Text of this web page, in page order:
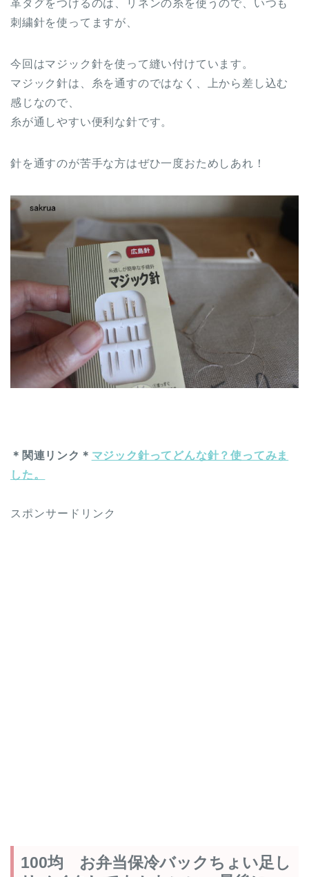
革タグをつけるのは、リネンの糸を使うので、いつも
刺繍針を使ってますが、
今回はマジック針を使って縫い付けています。
マジック針は、糸を通すのではなく、上から差し込む
感じなので、
糸が通しやすい便利な針です。
針を通すのが苦手な方はぜひ一度おためしあれ！
＊関連リンク＊ マジック針ってどんな針？使ってみま
した。
スポンサードリンク
100均 お弁当保冷バックちょい足し